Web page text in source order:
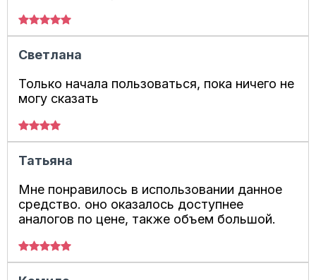
Светлана
Только начала пользоваться, пока ничего не
могу сказать
Татьяна
Мне понравилось в использовании данное
средство. оно оказалось доступнее
аналогов по цене, также объем большой.